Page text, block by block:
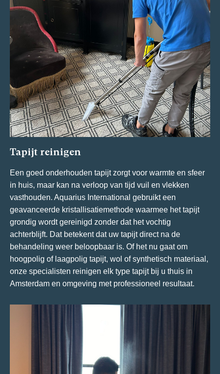
Tapijt reinigen
Een goed onderhouden tapijt zorgt voor warmte en sfeer
in huis, maar kan na verloop van tijd vuil en vlekken
vasthouden. Aquarius International gebruikt een
geavanceerde kristallisatiemethode waarmee het tapijt
grondig wordt gereinigd zonder dat het vochtig
achterblijft. Dat betekent dat uw tapijt direct na de
behandeling weer beloopbaar is. Of het nu gaat om
hoogpolig of laagpolig tapijt, wol of synthetisch materiaal,
onze specialisten reinigen elk type tapijt bij u thuis in
Amsterdam en omgeving met professioneel resultaat.